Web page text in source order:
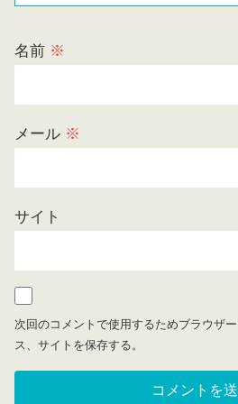
名前 ※
メール ※
サイト
次回のコメントで使用するためブラウザ
ス、サイトを保存する。